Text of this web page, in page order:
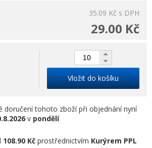
35.09 Kč s DPH
29.00 Kč
Vložit do košíku
doručení tohoto zboží při objednání nyní
v pondělí
108.90 Kč prostřednictvím Kurýrem PPL